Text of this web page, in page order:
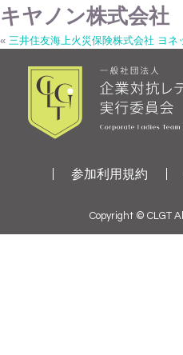
キヤノン株式会社
« 三井住友海上火災保険株式会社 ヨネ
参加利用規約
Copyright © CLGT